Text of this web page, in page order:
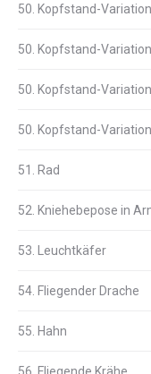
50. Kopfstand-
50. Kopfstand-
50. Kopfstand-
50. Kopfstand-
51. Rad
52. Kniehebepose in
53. Leuchtkäfer
54. Fliegender Drache
55. Hahn
56. Fliegende Krähe